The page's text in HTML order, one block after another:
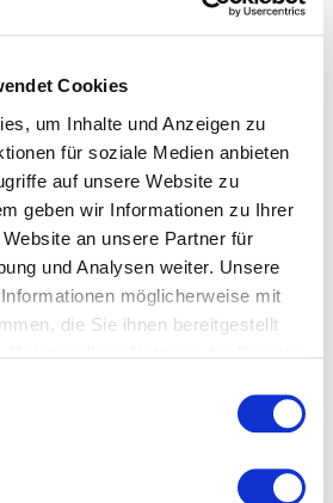
Cookies
um Inhalte und Anzeigen zu
für soziale Medien anbieten
auf unsere Website zu
geben wir Informationen zu Ihrer
an unsere Partner für
und Analysen weiter. Unsere
möglicherweise mit
die Sie ihnen bereitgestellt
gewinnt und
wird. Spannbettlaken und
Baumwolle bestechen
tollen Glanz.